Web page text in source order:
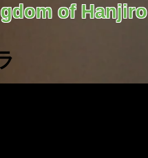
of Hanjiro